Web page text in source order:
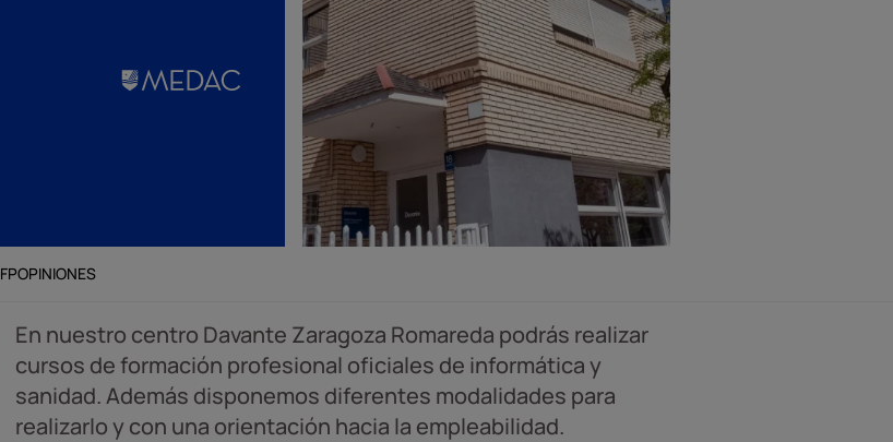
FPOPINIONES
En nuestro centro Davante Zaragoza Romareda podrás realizar
cursos de formación profesional oficiales de informática y
sanidad. Además disponemos diferentes modalidades para
realizarlo y con una orientación hacia la empleabilidad.